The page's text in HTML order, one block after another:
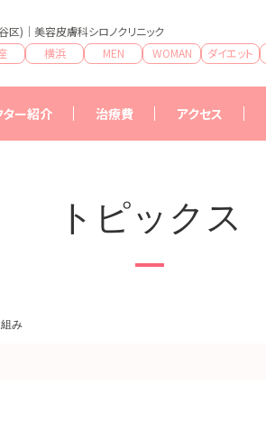
区)｜美容皮膚科シロノクリニック
横浜 MEN WOMAN ダイエット
ター紹介 治療費 アクセス
トピックス
み